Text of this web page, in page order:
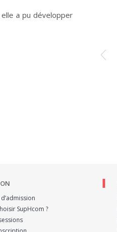
a pu développer
SupHcom ?